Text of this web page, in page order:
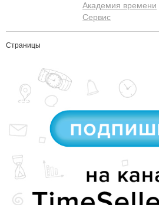
Академия времени
Сервис
Страницы